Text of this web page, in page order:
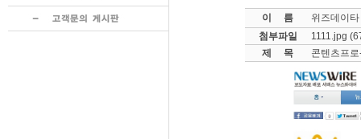
이 름
위즈데이타
첨부파일
1111.jpg
제 목
콘텐츠프